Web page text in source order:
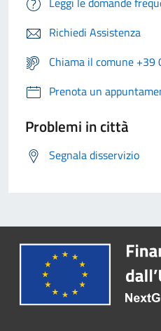
Richiedi Assistenza
Chiama il comune
Prenota un
Problemi in città
Segnala disservizio